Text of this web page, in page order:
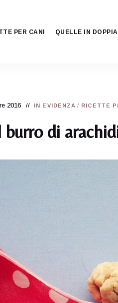
PER CANI QUELLE IN
2016 IN EVIDENZA / RICETTE
di